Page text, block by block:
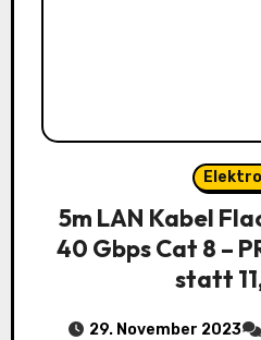
5m LAN Kabel
40 Gbps Cat 8 –
statt
29. November 2023